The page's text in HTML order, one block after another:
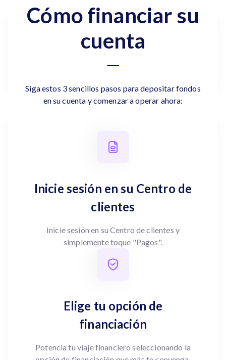
Cómo financiar su
cuenta
Siga estos 3 sencillos pasos para depositar fondos
en su cuenta y comenzar a operar ahora:
Inicie sesión en su Centro de
clientes
Inicie sesión en su Centro de clientes y
simplemente toque "Pagos".
Elige tu opción de
financiación
Potencia tu viaje financiero seleccionando la